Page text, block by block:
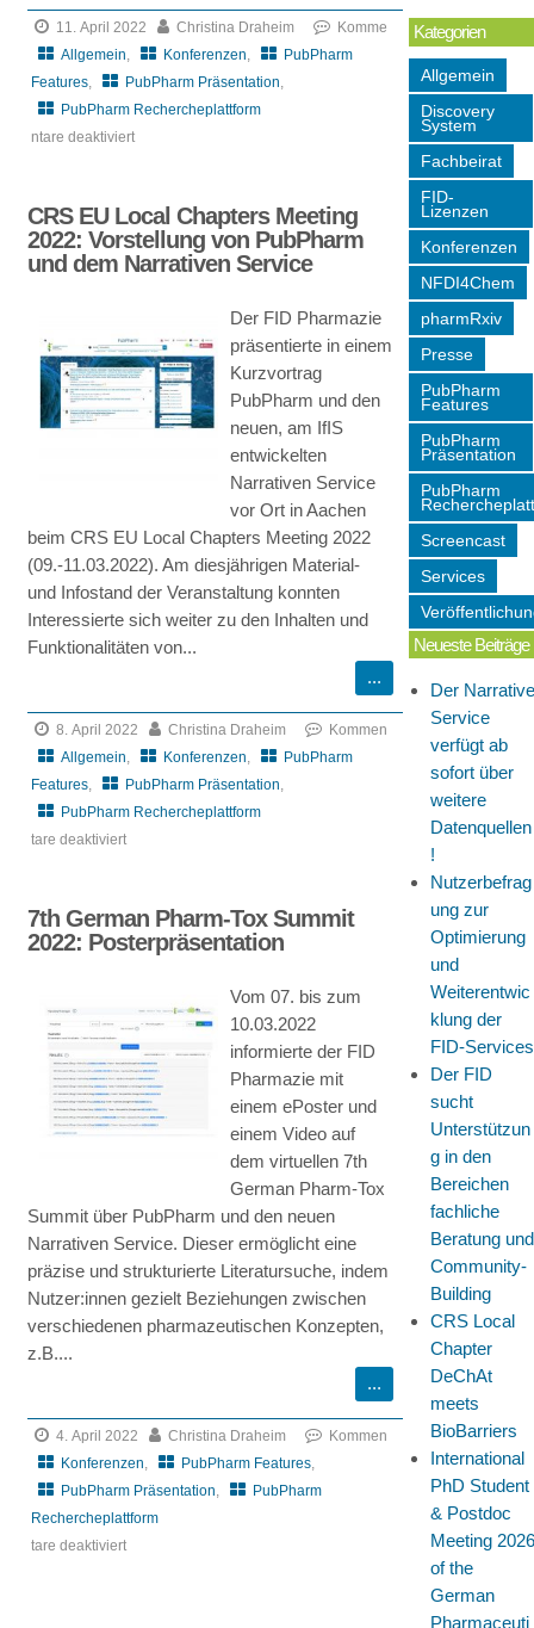
11. April 2022
Christina Draheim
Allgemein, Konferenzen,
PubPharm
Features, PubPharm Präsentation,
PubPharm Rechercheplattform
Komme
ntare deaktiviert
in
Medicinal
Chemistry
PubPharm
&
Chemotion:
Age!
CRS EU Local Chapters Meeting
2022: Vorstellung von PubPharm
und dem Narrativen Service
Der FID Pharmazie
präsentierte in einem
Kurzvortrag
PubPharm und den
neuen, am IfIS
entwickelten
Narrativen Service
vor Ort in Aachen
beim CRS EU Local Chapters Meeting 2022
(09.-11.03.2022). Am diesjährigen Material-
und Infostand der Veranstaltung konnten
Interessierte sich weiter zu den Inhalten und
Funktionalitäten von...
8. April 2022
Christina Draheim
Allgemein, Konferenzen,
PubPharm
Features, PubPharm Präsentation,
PubPharm Rechercheplattform
Kommen
tare deaktiviert
EU
Local
Meeting
2022:
Vorstellung
von
PubPharm
Service
7th German Pharm-Tox Summit
2022: Posterpräsentation
Vom 07. bis zum
10.03.2022
informierte der FID
Pharmazie mit
einem ePoster und
einem Video auf
dem virtuellen 7th
German Pharm-Tox
Summit über PubPharm und den neuen
Narrativen Service. Dieser ermöglicht eine
präzise und strukturierte Literatursuche, indem
Nutzer:innen gezielt Beziehungen zwischen
verschiedenen pharmazeutischen Konzepten,
z.B....
4. April 2022
Christina Draheim
Konferenzen, PubPharm Features,
PubPharm Präsentation,
PubPharm
Rechercheplattform
Kommen
tare deaktiviert
Kategorien
Allgemein
Discovery
System
Fachbeirat
FID-
Lizenzen
Konferenzen
NFDI4Chem
pharmRxiv
Presse
PubPharm
Features
PubPharm
Präsentation
PubPharm
Screencast
Services
Neueste Beiträge
Der Narrative
Service
verfügt ab
sofort über
weitere
Datenquellen
!
Nutzerbefrag
ung zur
Optimierung
und
Weiterentwic
klung der
FID-Services
Der FID
sucht
Unterstützun
g in den
Bereichen
fachliche
Beratung und
Community-
Building
CRS Local
Chapter
DeChAt
meets
BioBarriers
International
PhD Student
& Postdoc
Meeting 2026
of the
German
Pharmaceuti